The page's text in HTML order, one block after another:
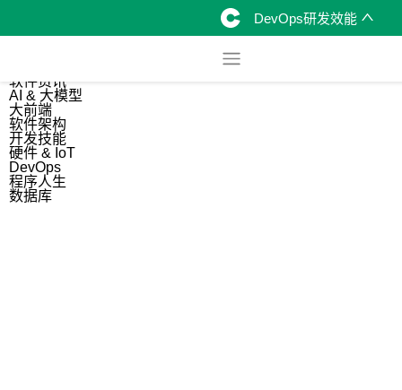
DevOps研发效能
软件资讯
AI & 大模型
大前端
软件架构
开发技能
硬件 & IoT
DevOps
程序人生
数据库